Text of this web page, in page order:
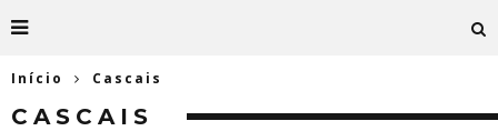
Início Cascais
CASCAIS